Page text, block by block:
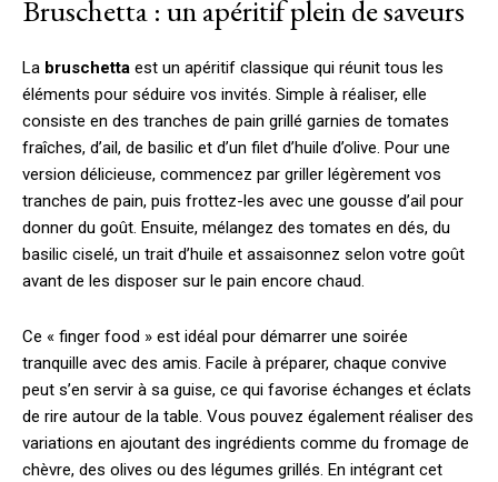
Bruschetta : un apéritif plein de saveurs
La bruschetta est un apéritif classique qui réunit tous les
éléments pour séduire vos invités. Simple à réaliser, elle
consiste en des tranches de pain grillé garnies de tomates
fraîches, d’ail, de basilic et d’un filet d’huile d’olive. Pour une
version délicieuse, commencez par griller légèrement vos
tranches de pain, puis frottez-les avec une gousse d’ail pour
donner du goût. Ensuite, mélangez des tomates en dés, du
basilic ciselé, un trait d’huile et assaisonnez selon votre goût
avant de les disposer sur le pain encore chaud.
Ce « finger food » est idéal pour démarrer une soirée
tranquille avec des amis. Facile à préparer, chaque convive
peut s’en servir à sa guise, ce qui favorise échanges et éclats
de rire autour de la table. Vous pouvez également réaliser des
variations en ajoutant des ingrédients comme du fromage de
chèvre, des olives ou des légumes grillés. En intégrant cet